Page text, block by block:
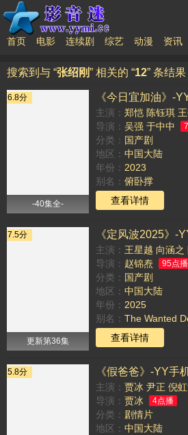
首页 电影 连续剧 综艺 动漫 资讯
搜索到与 “张绍刚” 相关的 “12” 条结果
6.8分
-40集全-
《今日宜加油》-
主演： 郑恺 陈钰琪
导演： 吴强 于中中
分类： 国产剧
地区： 中国大陆
年份： 2023
别名： 俯卧撑
TAG：
查看详情
7.5分
更新第36集
《定风波2025》-
主演： 王星越 向涵之
导演： 赵锦焘 95点播
分类： 国产剧
地区： 中国大陆
年份： 2025
别名： The Wanted
TAG：
查看详情
5.8分 《假爸爸》-YY手
主演： 贾冰 尹正 倪
导演： 贾冰 4点播
分类： 剧情片
地区： 中国大陆